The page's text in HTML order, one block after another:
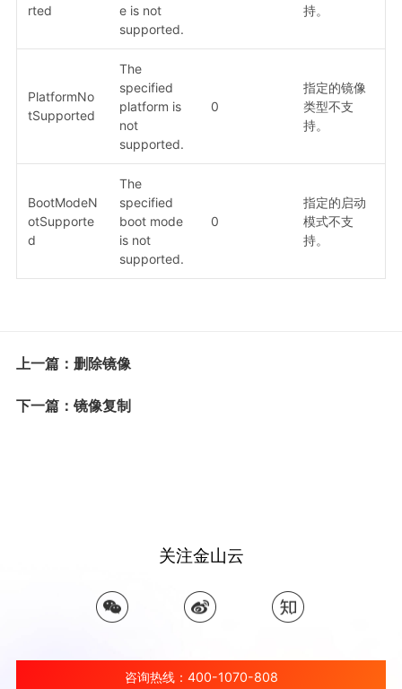
rted
e is not
supported.
持。
PlatformNo
tSupported
The
specified
platform is
not
supported.
0
指定的镜像
类型不支
持。
BootModeN
otSupporte
d
The
specified
boot mode
is not
supported.
0
指定的启动
模式不支
持。
上一篇：删除镜像
下一篇：镜像复制
关注金山云
咨询热线：400-1070-808